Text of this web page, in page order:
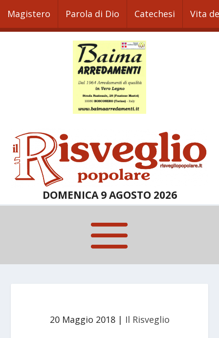
Magistero Parola di Dio Catechesi Vita
DOMENICA 9 AGOSTO 2026
20 Maggio 2018| Il Risveglio